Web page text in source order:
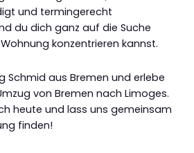
und termingerecht
du dich ganz auf die Suche
konzentrieren kannst.
Schmid aus Bremen und erlebe
von Bremen nach Limoges.
heute und lass uns gemeinsam
finden!